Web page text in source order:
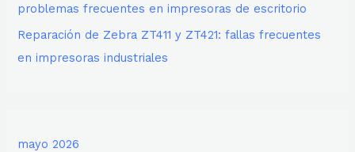
problemas frecuentes en impresoras de escritorio
Reparación de Zebra ZT411 y ZT421: fallas frecuentes
en impresoras industriales
mayo 2026